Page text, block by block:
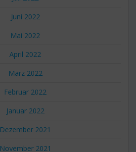
Juni 2022
Mai 2022
April 2022
März 2022
Februar 2022
Januar 2022
Dezember 2021
November 2021